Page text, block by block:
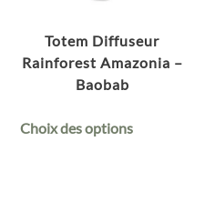
Totem Diffuseur
Rainforest Amazonia –
Baobab
Choix des options